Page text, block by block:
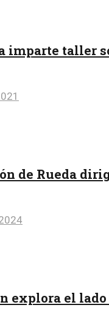
imparte taller
de Rueda
explora el